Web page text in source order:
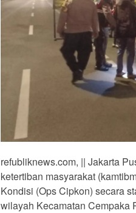
refubliknews.com, || Jakarta
ketertiban masyarakat
Kondisi (Ops Cipkon) secara
wilayah Kecamatan Cempaka